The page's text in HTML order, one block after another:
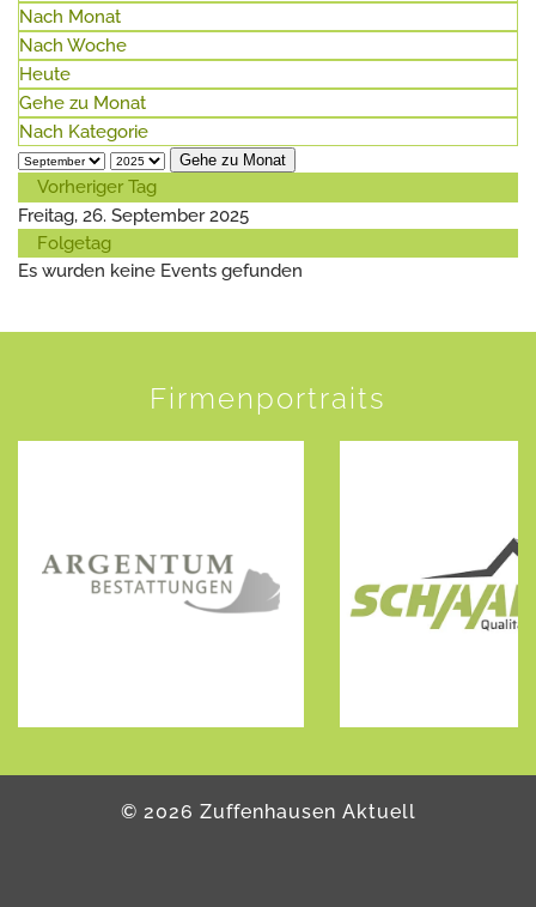
Nach Monat
Nach Woche
Heute
Gehe zu Monat
Nach Kategorie
Gehe zu Monat
Vorheriger Tag
Freitag, 26. September 2025
Folgetag
Es wurden keine Events gefunden
Firmenportraits
© 2026 Zuffenhausen Aktuell